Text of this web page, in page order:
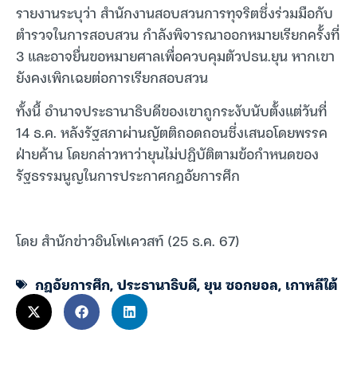
รายงานระบุว่า สำนักงานสอบสวนการทุจริตซึ่งร่วมมือกับ
ตำรวจในการสอบสวน กำลังพิจารณาออกหมายเรียกครั้งที่
3 และอาจยื่นขอหมายศาลเพื่อควบคุมตัวปธน.ยุน หากเขา
ยังคงเพิกเฉยต่อการเรียกสอบสวน
ทั้งนี้ อำนาจประธานาธิบดีของเขาถูกระงับนับตั้งแต่วันที่
14 ธ.ค. หลังรัฐสภาผ่านญัตติถอดถอนซึ่งเสนอโดยพรรค
ฝ่ายค้าน โดยกล่าวหาว่ายุนไม่ปฏิบัติตามข้อกำหนดของ
รัฐธรรมนูญในการประกาศกฎอัยการศึก
โดย สำนักข่าวอินโฟเควสท์ (25 ธ.ค. 67)
กฎอัยการศึก,ประธานาธิบดี,ยุน ซอกยอล, เกาหลีใต้